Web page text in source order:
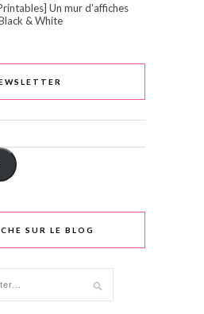
Un mur d'affiches
& White
SUR LE BLOG